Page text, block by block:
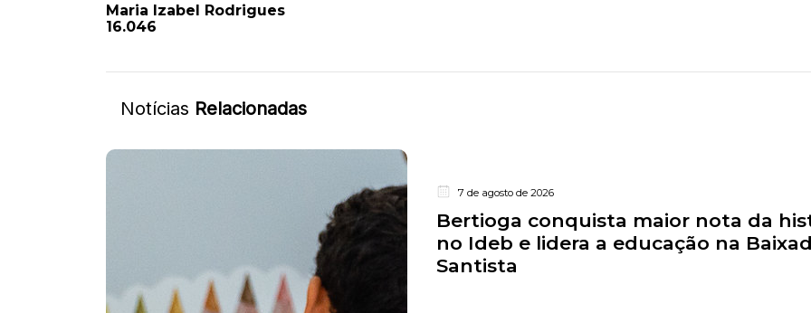
Maria Izabel Rodrigues
16.046
Notícias Relacionadas
7 de agosto de 2026
Bertioga conquista maior nota da
no Ideb e lidera a educação na
Santista